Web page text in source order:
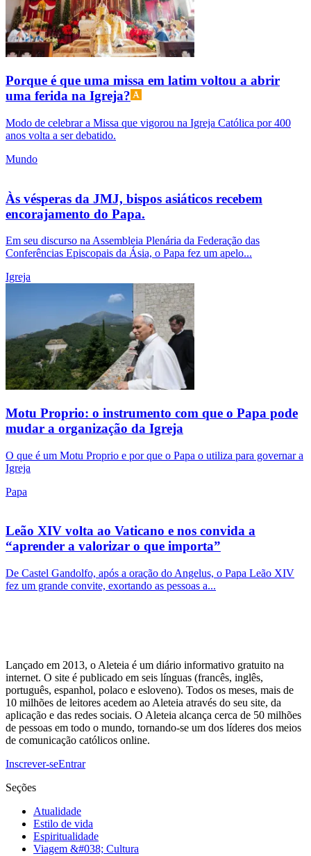
Porque é que uma missa em latim voltou a abrir
uma ferida na Igreja?
Modo de celebrar a Missa que vigorou na Igreja Católica por 400
anos volta a ser debatido.
Mundo
Às vésperas da JMJ, bispos asiáticos recebem
encorajamento do Papa.
Em seu discurso na Assembleia Plenária da Federação das
Conferências Episcopais da Ásia, o Papa fez um apelo...
Igreja
Motu Proprio: o instrumento com que o Papa pode
mudar a organização da Igreja
O que é um Motu Proprio e por que o Papa o utiliza para governar a
Igreja
Papa
Leão XIV volta ao Vaticano e nos convida a
“aprender a valorizar o que importa”
De Castel Gandolfo, após a oração do Angelus, o Papa Leão XIV
fez um grande convite, exortando as pessoas a...
Lançado em 2013, o Aleteia é um diário informativo gratuito na
internet. O site é publicado em seis línguas (francês, inglês,
português, espanhol, polaco e esloveno). Todos os meses, mais de
10 milhões de leitores acedem ao Aleteia através do seu site, da
aplicação e das redes sociais. O Aleteia alcança cerca de 50 milhões
de pessoas em todo o mundo, tornando-se um dos líderes dos meios
de comunicação católicos online.
Inscrever-seEntrar
Seções
Atualidade
Estilo de vida
Espiritualidade
Viagem &#038; Cultura